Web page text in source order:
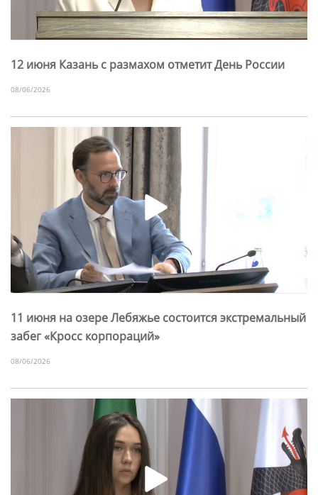
12 июня Казань с размахом отметит День России
08/06/2026
11 июня на озере Лебяжье состоится экстремальный
забег «Кросс корпораций»
08/06/2026